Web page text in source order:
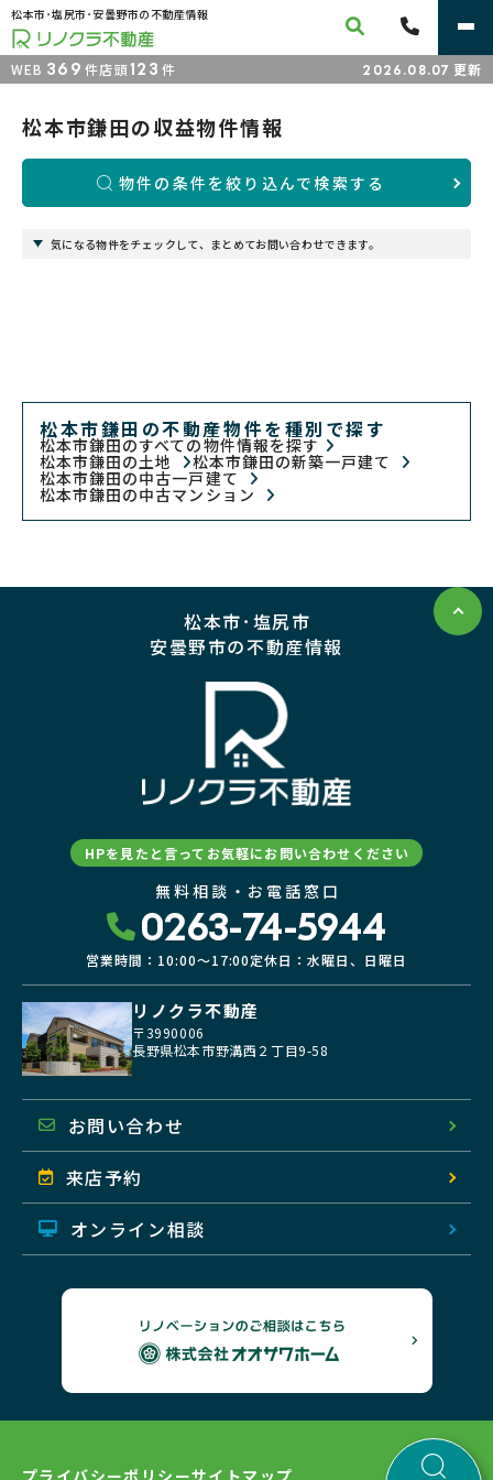
松本市･塩尻市･安曇野市の不動産情報
WEB 369 件店頭123 件 2026.08.07 更新
松本市鎌田の収益物件情報
物件の条件を絞り込んで検索する
気になる物件をチェックして、まとめてお問い合わせできます。
松本市鎌田の不動産物件を種別で探す
松本市鎌田のすべての物件情報を探す
松本市鎌田の土地 松本市鎌田の新築一戸建て
松本市鎌田の中古一戸建て
松本市鎌田の中古マンション
松本市･塩尻市
安曇野市の不動産情報
HPを見たと言ってお気軽にお問い合わせください
無料相談・お電話窓口
0263-74-5944
営業時間：10:00〜17:00定休日：水曜日、日曜日
リノクラ不動産
〒3990006
長野県松本市野溝西２丁目9-58
お問い合わせ
来店予約
オンライン相談